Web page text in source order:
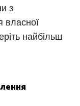
з
власної
найбільш